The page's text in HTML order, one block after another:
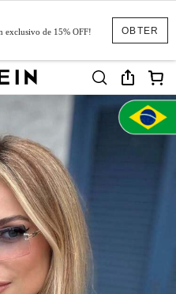
OBTER
exclusivo de 15% OFF!